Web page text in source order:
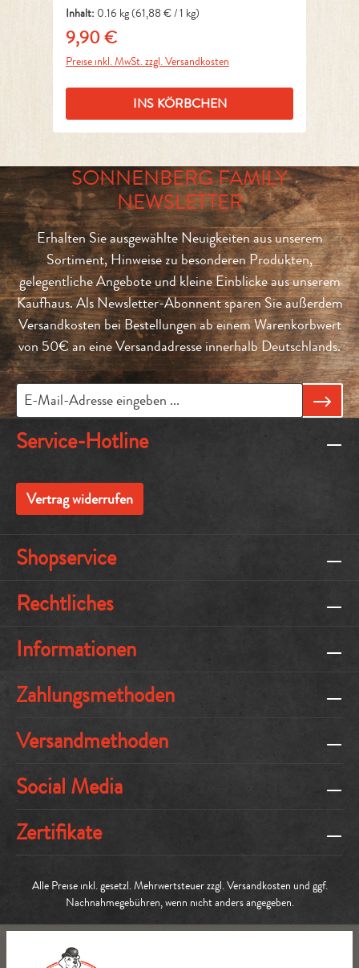
Inhalt: 0.16 kg(61,88 € / 1 kg)
Regulärer Preis:
9,90 €
Preise inkl. MwSt. zzgl. Versandkosten
INS KÖRBCHEN
SONNENBERG FAMILY
NEWSLETTER
Erhalten Sie ausgewählte Neuigkeiten aus unserem
Sortiment, Hinweise zu besonderen Produkten,
gelegentliche Angebote und kleine Einblicke aus unserem
Kaufhaus. Als Newsletter-Abonnent sparen Sie außerdem
Versandkosten bei Bestellungen ab einem Warenkorbwert
von 50€ an eine Versandadresse innerhalb Deutschlands.
Service-Hotline
Vertrag widerrufen
Shopservice
Rechtliches
Informationen
Zahlungsmethoden
Versandmethoden
Social Media
Zertifikate
Alle Preise inkl. gesetzl. Mehrwertsteuer zzgl.Versandkosten und ggf.
Nachnahmegebühren, wenn nicht anders angegeben.